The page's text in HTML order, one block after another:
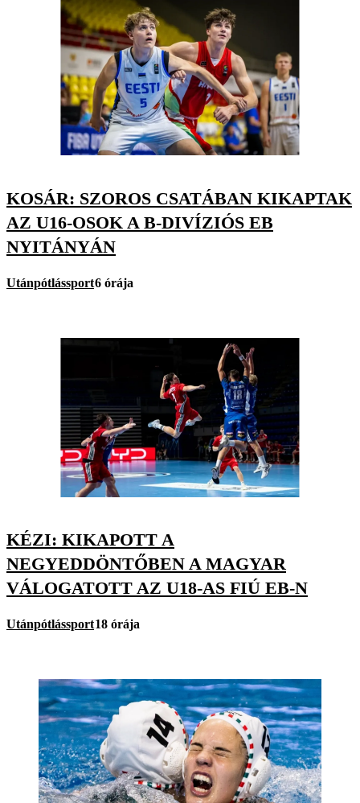
KOSÁR: SZOROS CSATÁBAN KIKAPTAK
AZ U16-OSOK A B-DIVÍZIÓS EB
NYITÁNYÁN
Utánpótlássport6 órája
KÉZI: KIKAPOTT A
NEGYEDDÖNTŐBEN A MAGYAR
VÁLOGATOTT AZ U18-AS FIÚ EB-N
Utánpótlássport18 órája